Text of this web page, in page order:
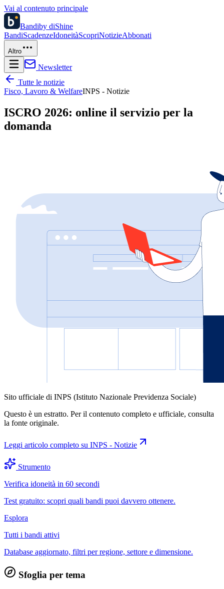
Vai al contenuto principale
Bandiby diShine
BandiScadenzeIdoneitàScopriNotizieAbbonati
Altro
Newsletter
Tutte le notizie
Fisco, Lavoro & WelfareINPS - Notizie
ISCRO 2026: online il servizio per la
domanda
Sito ufficiale di INPS (Istituto Nazionale Previdenza Sociale)
Questo è un estratto. Per il contenuto completo e ufficiale, consulta
la fonte originale.
Leggi articolo completo su INPS - Notizie
Strumento
Verifica idoneità in 60 secondi
Test gratuito: scopri quali bandi puoi davvero ottenere.
Esplora
Tutti i bandi attivi
Database aggiornato, filtri per regione, settore e dimensione.
Sfoglia per tema